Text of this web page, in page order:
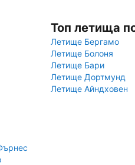
Топ летища
Летище Бергамо
Летище Болоня
Летище Бари
Летище Дортмунд
Летище Айндховен